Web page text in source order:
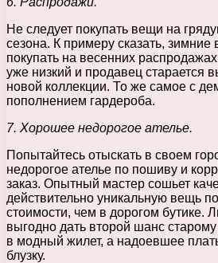
Не следует покупать вещи на
сезона. К примеру сказать,
покупать на весенних
уже низкий и продавец старается
новой коллекции. То же самое с
пополнением гардероба.
7. Хорошее недорогое ателье.
Попытайтесь отыскать в своем
недорогое ателье по пошиву и
заказ. Опытный мастер сошьет
действительно уникальную вещь
стоимости, чем в дорогом бутике.
выгодно дать второй шанс
в модный жилет, а надоевшее
блузку.